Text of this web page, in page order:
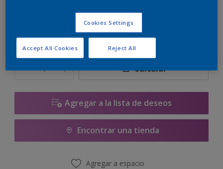
Cantidad Calculadora de pintura
Calcular
Agregar a la lista de deseos
Encontrar una tienda
Agregar a espacio
Cookies Settings
Reject All
Accept All Cookies